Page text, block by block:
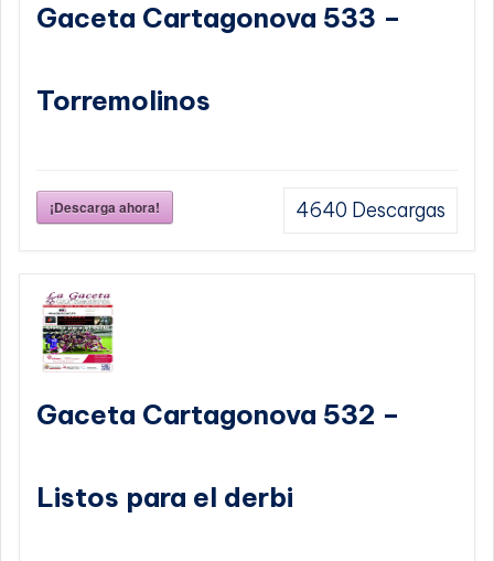
Gaceta Cartagonova 533 –
Torremolinos
¡Descarga ahora! 4640 Descargas
Gaceta Cartagonova 532 –
Listos para el derbi